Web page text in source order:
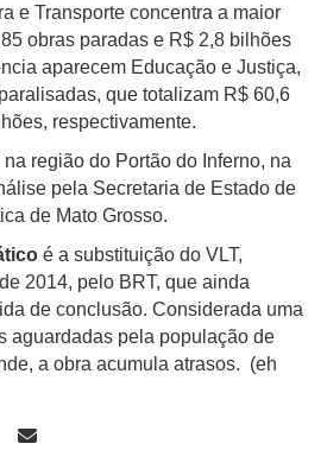
e Transporte concentra a maior
obras paradas e R$ 2,8 bilhões
aparecem Educação e Justiça,
que totalizam R$ 60,6
respectivamente.
região do Portão do Inferno, na
pela Secretaria de Estado de
de Mato Grosso.
é a substituição do VLT,
2014, pelo BRT, que ainda
de conclusão. Considerada uma
aguardadas pela população de
a obra acumula atrasos. (eh